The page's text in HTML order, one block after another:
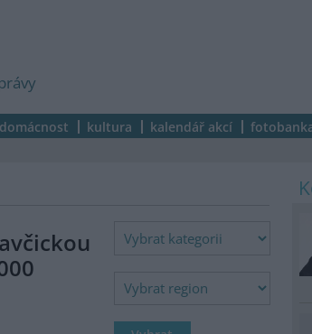
kultura kalendář akcí